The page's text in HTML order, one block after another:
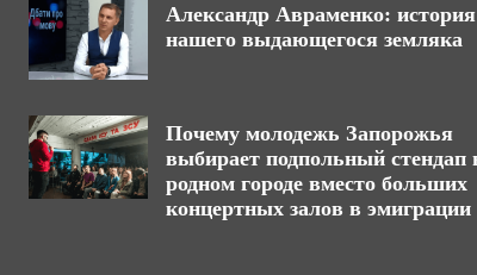
Александр Авраменко: история
нашего выдающегося земляка
Почему молодежь Запорожья
выбирает подпольный стендап
родном городе вместо больших
концертных залов в эмиграции